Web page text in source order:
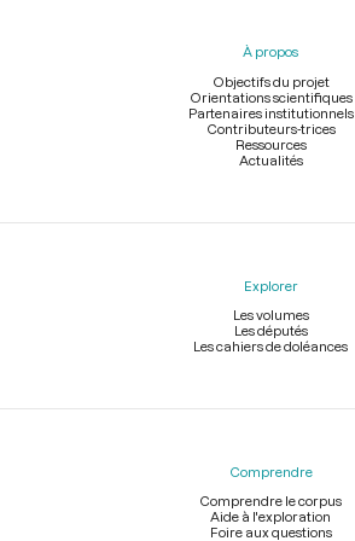
À propos
Objectifs du projet
Orientations scientifiques
Partenaires institutionnels
Contributeurs-trices
Ressources
Actualités
Explorer
Les volumes
Les députés
Les cahiers de doléances
Comprendre
Comprendre le corpus
Aide à l'exploration
Foire aux questions